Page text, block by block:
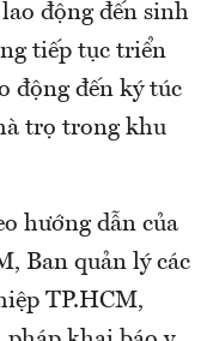
động đến sinh
tiếp tục triển
động đến ký túc
trọ trong khu
hướng dẫn của
Ban quản lý các
TP.HCM,